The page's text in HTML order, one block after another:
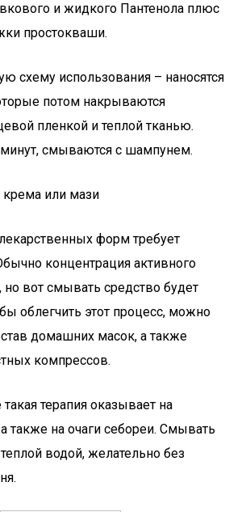
и жидкого Пантенола плюс
простокваши.
схему использования – наносятся
потом накрываются
пленкой и теплой тканью.
смываются с шампунем.
или мази
форм требует
концентрация активного
вот смывать средство будет
облегчить этот процесс, можно
домашних масок, а также
компрессов.
терапия оказывает на
также на очаги себореи. Смывать
водой, желательно без